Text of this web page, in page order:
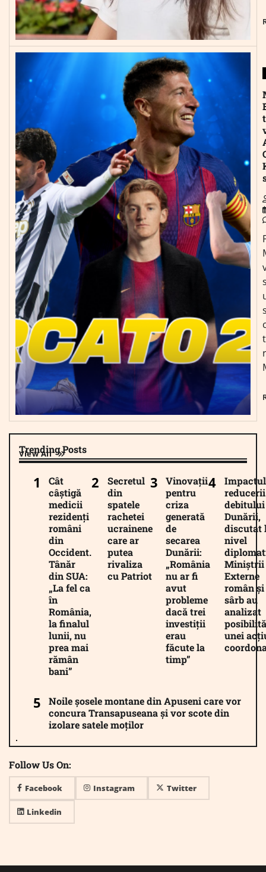
Trending Posts
View All
Cât
câștigă
medicii
rezidenți
români
din
Occident.
Tânăr
din SUA:
„La fel ca
în
România,
la finalul
lunii, nu
prea mai
rămân
bani”
Secretul
din
spatele
rachetei
ucrainene
care ar
putea
rivaliza
cu Patriot
Vinovații
pentru
criza
generată
de
secarea
Dunării:
„România
nu ar fi
avut
probleme
dacă trei
investiții
erau
făcute la
timp”
Impactul
reducerii
debitului
Dunării,
discutat
nivel
Miniștrii
Externe
român și
sârb au
analizat
unei
Noile șosele montane din Apuseni care vor
concura Transapuseana și vor scote din
izolare satele moților
Follow Us On:
Facebook Instagram Twitter
Linkedin